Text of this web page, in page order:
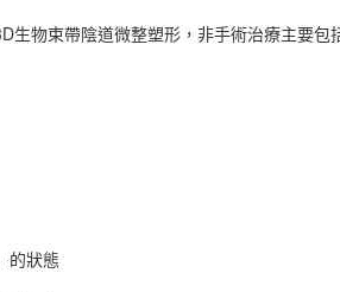
物束帶陰道微整塑形，非手術治療主要包
狀態